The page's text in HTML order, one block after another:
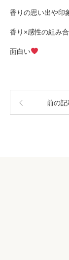
香りの思い出や印
香り×感性の組み
面白い
前の記